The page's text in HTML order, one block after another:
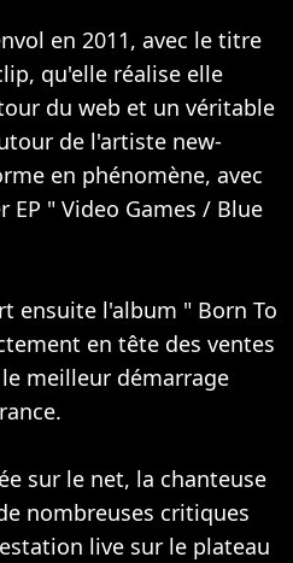
en 2011, avec le titre
qu'elle réalise elle
du web et un véritable
de l'artiste new-
en phénomène, avec
" Video Games / Blue
ensuite l'album " Born To
en tête des ventes
meilleur démarrage
sur le net, la chanteuse
nombreuses critiques
live sur le plateau